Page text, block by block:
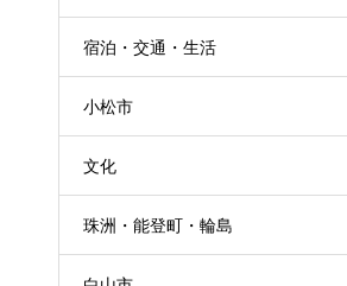
宿泊・交通・生活
小松市
文化
珠洲・能登町・輪島